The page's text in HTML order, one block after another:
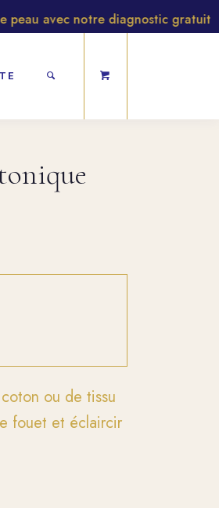
avec notre diagnostic gratuit
ou de tissu
fouet et éclaircir